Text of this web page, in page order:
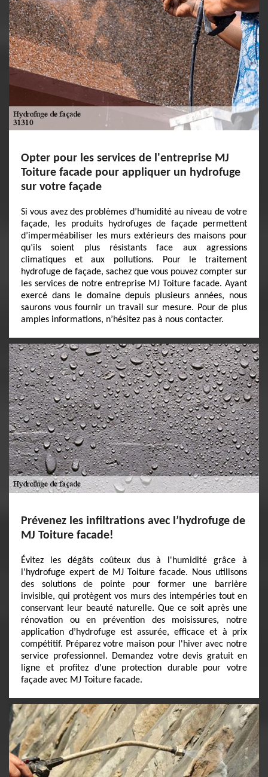
Opter pour les services de l'entreprise MJ
Toiture facade pour appliquer un hydrofuge
sur votre façade
Si vous avez des problèmes d’humidité au niveau de votre
façade, les produits hydrofuges de façade permettent
d’imperméabiliser les murs extérieurs des maisons pour
qu’ils soient plus résistants face aux agressions
climatiques et aux pollutions. Pour le traitement
hydrofuge de façade, sachez que vous pouvez compter sur
les services de notre entreprise MJ Toiture facade. Ayant
exercé dans le domaine depuis plusieurs années, nous
saurons vous fournir un travail sur mesure. Pour de plus
amples informations, n’hésitez pas à nous contacter.
Prévenez les infiltrations avec l’hydrofuge de
MJ Toiture facade!
Évitez les dégâts coûteux dus à l'humidité grâce à
l'hydrofuge expert de MJ Toiture facade. Nous utilisons
des solutions de pointe pour former une barrière
invisible, qui protègent vos murs des intempéries tout en
conservant leur beauté naturelle. Que ce soit après une
rénovation ou en prévention des moisissures, notre
application d’hydrofuge est assurée, efficace et à prix
compétitif. Préparez votre maison pour l'hiver avec notre
service professionnel. Demandez votre devis gratuit en
ligne et profitez d'une protection durable pour votre
façade avec MJ Toiture facade.